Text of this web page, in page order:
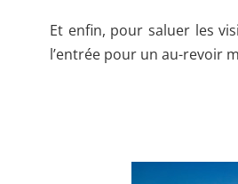
Et enfin, pour saluer les
l’entrée pour un au-revoir